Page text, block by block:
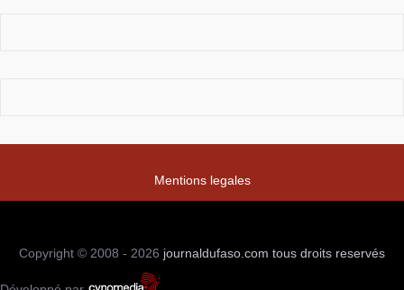
Mentions legales
Copyright © 2008 - 2026 journaldufaso.com tous droits reservés